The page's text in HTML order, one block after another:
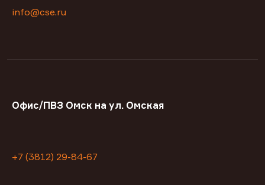
info@cse.ru
Офис/ПВЗ Омск на ул. Омская
+7 (3812) 29-84-67